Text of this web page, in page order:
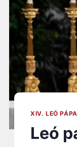
XIV. LEÓ PÁPA
Leó